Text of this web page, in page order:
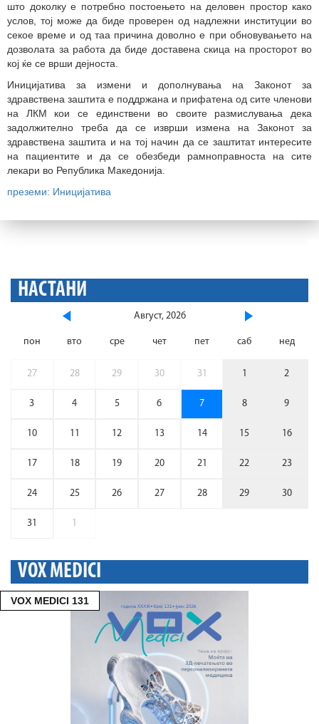
што доколку е потребно постоењето на деловен простор како
услов, тој може да биде проверен од надлежни институции во
секое време и од таа причина доволно е при обновувањето на
дозволата за работа да биде доставена скица на просторот во
кој ќе се врши дејноста.
Иницијатива за измени и дополнувања на Законот за
здравствена заштита е поддржана и прифатена од сите членови
на ЛКМ кои се единствени во своите размислувања дека
задолжително треба да се изврши измена на Законот за
здравствена заштита и на тој начин да се заштитат интересите
на пациентите и да се обезбеди рамноправноста на сите
лекари во Република Македонија.
преземи: Иницијатива
НАСТАНИ
Август, 2026
пон вто сре чет пет саб нед
27 28 29 30 31 1 2
3 4 5 6 7 8 9
10 11 12 13 14 15 16
17 18 19 20 21 22 23
24 25 26 27 28 29 30
31 1
VOX MEDICI
VOX MEDICI 131